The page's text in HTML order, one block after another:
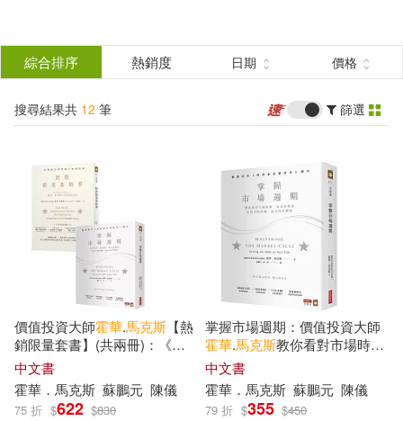
結
分類 (單選)
所有商品(12) 圖書(9)
影音(1)
(可複選)
霍華．馬克斯(6)
(美)霍華德·馬克斯(1)
綜合排序 熱銷度 日期 價格
搜尋結果共 12 筆 篩選
價值投資大師霍華.馬克斯 【熱
銷限量套書】(共兩冊)：《投
資最重要的事》+《掌握市場週
期》
中文書
霍華 ． 馬克斯 蘇鵬元 陳儀
75 折 $622 $830
掌握市場週期：價值投資大師
霍華.馬克斯教你看對市場時
機，提高投資勝算
中文書
霍華 ． 馬克斯 蘇鵬元 陳儀
79 折 $355 $450